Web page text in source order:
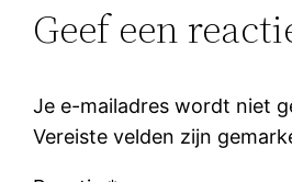
Geef een
Je e-mailadres wordt niet
Vereiste velden zijn